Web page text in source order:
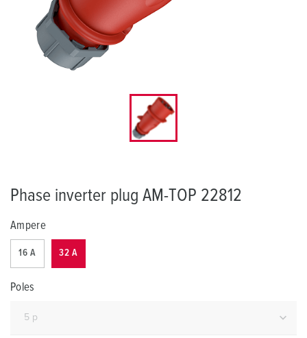
Phase inverter plug AM-TOP 22812
Ampere
16 A 32 A
Poles